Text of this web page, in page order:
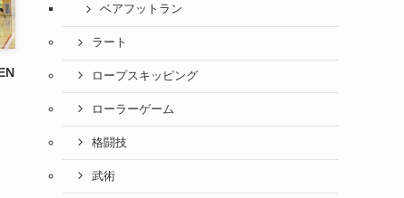
ベアフットラン
ラート
ロープスキッピング
ローラーゲーム
格闘技
武術